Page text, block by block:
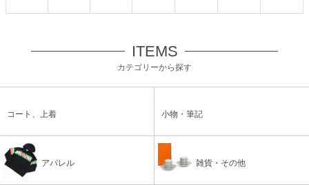
ITEMS
カテゴリーから探す
コート、上着 小物・筆記
アパレル 雑貨・その他